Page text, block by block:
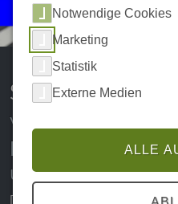
Events
Shopping
Shopping-
Verkaufsoffene
Rabattaktionen,
und vieles mehr
Du willst künftig keine
Notwendige Cookies
Marketing
Statistik
Externe Medien
ALLE